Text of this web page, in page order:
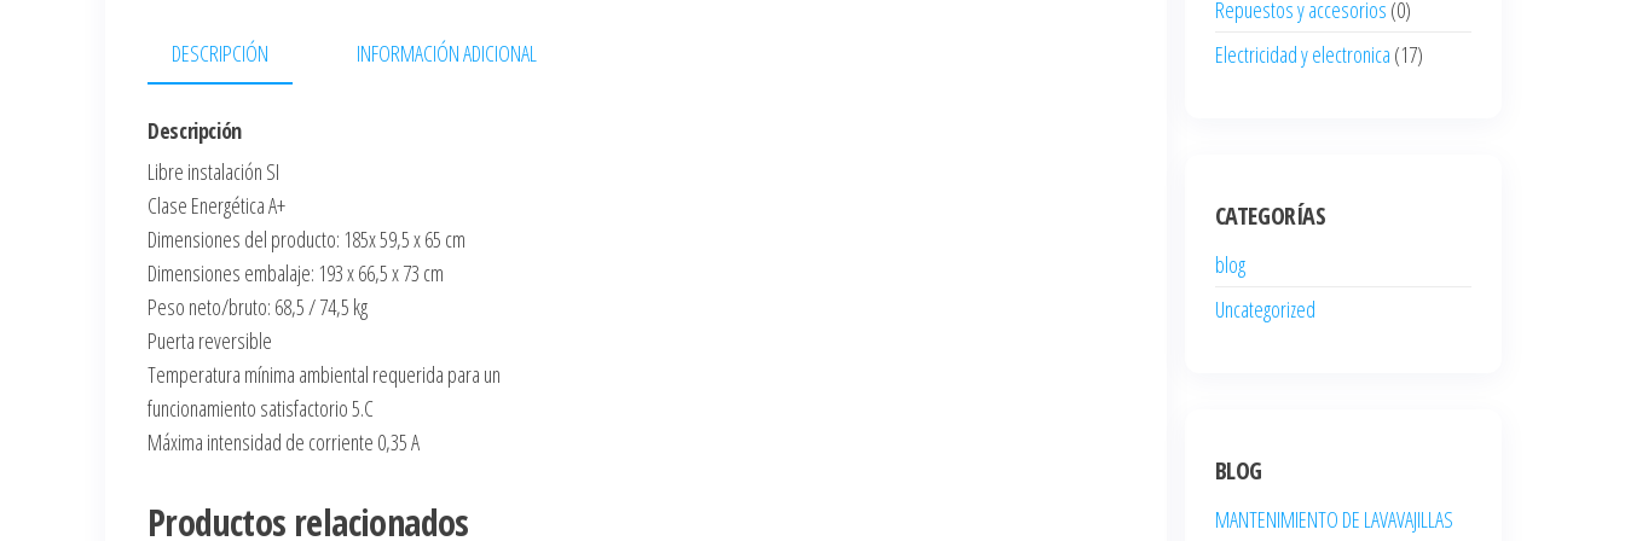
DESCRIPCIÓN INFORMACIÓN ADICIONAL
Descripción
Libre instalación SI
Clase Energética A+
Dimensiones del producto: 185x 59,5 x 65 cm
Dimensiones embalaje: 193 x 66,5 x 73 cm
Peso neto/bruto: 68,5 / 74,5 kg
Puerta reversible
Temperatura mínima ambiental requerida para un
funcionamiento satisfactorio 5.C
Máxima intensidad de corriente 0,35 A
Productos relacionados
Repuestos y accesorios (0)
Electricidad y electronica (17)
CATEGORÍAS
blog
Uncategorized
BLOG
MANTENIMIENTO DE LAVAVAJILLAS